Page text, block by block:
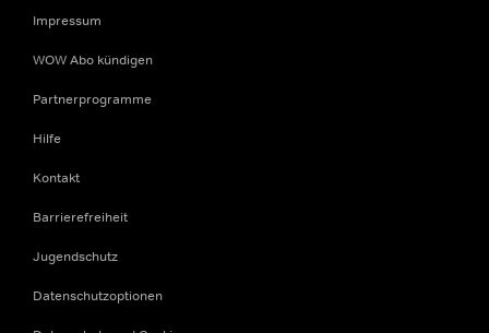
Impressum
WOW Abo kündigen
Partnerprogramme
Hilfe
Kontakt
Barrierefreiheit
Jugendschutz
Datenschutzoptionen